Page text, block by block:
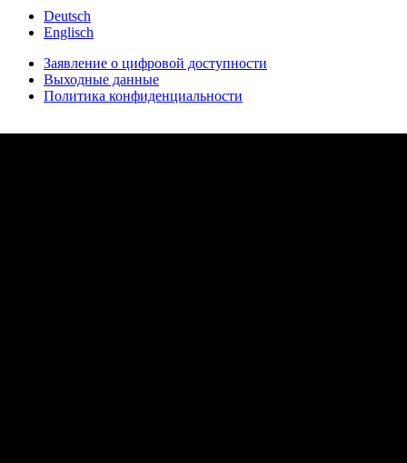
Deutsch
Englisch
Заявление о цифровой доступности
Выходные данные
Политика конфиденциальности